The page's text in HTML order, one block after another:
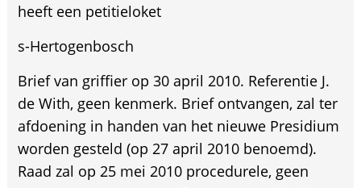
heeft een petitieloket
s-Hertogenbosch
Brief van griffier op 30 april 2010. Referentie J.
de With, geen kenmerk. Brief ontvangen, zal ter
afdoening in handen van het nieuwe Presidium
worden gesteld (op 27 april 2010 benoemd).
Raad zal op 25 mei 2010 procedurele, geen